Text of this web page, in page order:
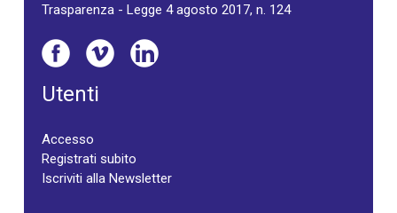
Trasparenza - Legge 4 agosto 2017, n. 124
Utenti
Accesso
Registrati subito
Iscriviti alla Newsletter